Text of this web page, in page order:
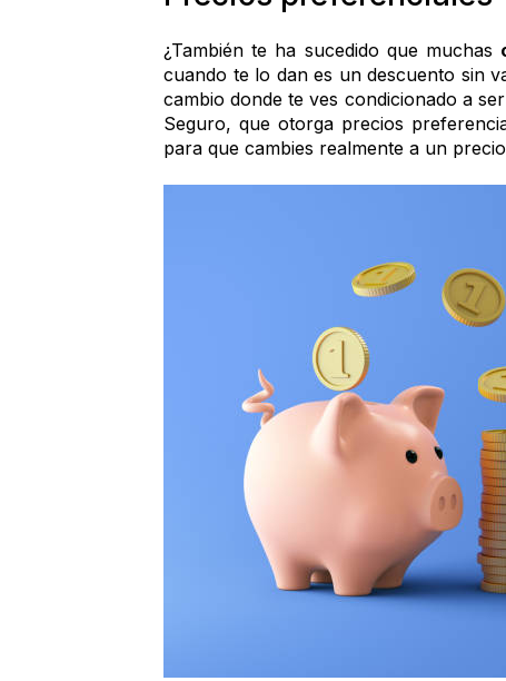
¿También te ha sucedido que muchas
cuando te lo dan es un descuento sin
cambio donde te ves condicionado a
Seguro, que otorga precios
para que cambies realmente a un